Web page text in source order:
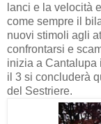
lanci e la velocità
come sempre il
nuovi stimoli agli
confrontarsi e
inizia a Cantalupa
il 3 si concluderà
del Sestriere.